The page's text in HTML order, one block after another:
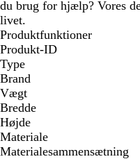
du brug for hjælp? Vores
livet.
Produktfunktioner
Produkt-ID
Type
Brand
Vægt
Bredde
Højde
Materiale
Materialesammensætning